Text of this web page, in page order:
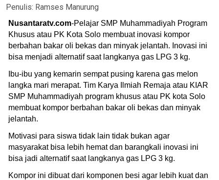
Penulis: Ramses Manurung
Nusantaratv.com-Pelajar SMP Muhammadiyah Program
Khusus atau PK Kota Solo membuat inovasi kompor
berbahan bakar oli bekas dan minyak jelantah. Inovasi ini
bisa menjadi alternatif saat langkanya gas LPG 3 kg.
Ibu-ibu yang kemarin sempat pusing karena gas melon
langka mari merapat. Tim Karya Ilmiah Remaja atau KIAR
SMP Muhammadiyah program khusus atau PK kota Solo
membuat kompor berbahan bakar oli bekas dan minyak
jelantah.
Motivasi para siswa tidak lain tidak bukan agar
masyarakat bisa lebih hemat dan barangkali inovasi ini
bisa jadi alternatif saat langkanya gas LPG 3 kg.
Kompor ini dibuat dari komponen besi agar lebih kuat dan